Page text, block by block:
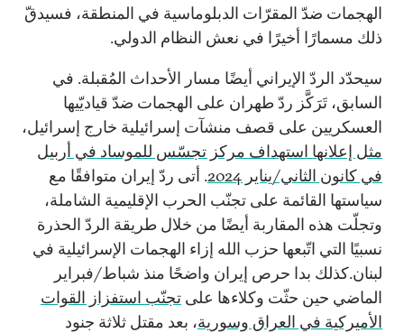
الهجمات ضدّ المقرّات الدبلوماسية في المنطقة، فسيدقّ
ذلك مسمارًا أخيرًا في نعش النظام الدولي.
سيحدّد الردّ الإيراني أيضًا مسار الأحداث المُقبلة. في
السابق، تَرَكَّز ردّ طهران على الهجمات ضدّ قياديّيها
العسكريين على قصف منشآت إسرائيلية خارج إسرائيل،
مثل إعلانها استهداف مركز تجسّس للموساد في أربيل
في كانون الثاني/يناير 2024
. أتى ردّ إيران متوافقًا مع
سياستها القائمة على تجنّب الحرب الإقليمية الشاملة،
وتجلّت هذه المقاربة أيضًا من خلال طريقة الردّ الحذرة
نسبيًا التي اتّبعها حزب الله إزاء الهجمات الإسرائيلية في
لبنان.كذلك بدا حرص إيران واضحًا منذ شباط/فبراير
الماضي حين حثّت وكلاءها على تجنّب استفزاز القوات
الأميركية في العراق وسورية، بعد مقتل ثلاثة جنود